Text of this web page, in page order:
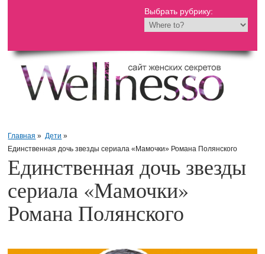
Выбрать рубрику:
Главная » Дети »
Единственная дочь звезды сериала «Мамочки» Романа Полянского
Единственная дочь звезды
сериала «Мамочки»
Романа Полянского